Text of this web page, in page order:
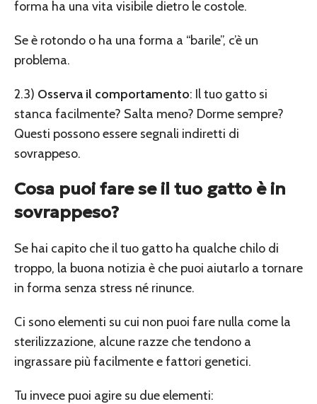
forma ha una vita visibile dietro le costole.
Se è rotondo o ha una forma a “barile”, c’è un
problema.
2.3) Osserva il comportamento: Il tuo gatto si
stanca facilmente? Salta meno? Dorme sempre?
Questi possono essere segnali indiretti di
sovrappeso.
Cosa puoi fare se il tuo gatto è in
sovrappeso?
Se hai capito che il tuo gatto ha qualche chilo di
troppo, la buona notizia è che puoi aiutarlo a tornare
in forma senza stress né rinunce.
Ci sono elementi su cui non puoi fare nulla come la
sterilizzazione, alcune razze che tendono a
ingrassare più facilmente e fattori genetici.
Tu invece puoi agire su due elementi: